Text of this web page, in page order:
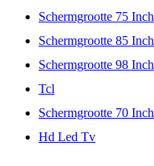
Schermgrootte 75 Inch
Schermgrootte 85 Inch
Schermgrootte 98 Inch
Tcl
Schermgrootte 70 Inch
Hd Led Tv